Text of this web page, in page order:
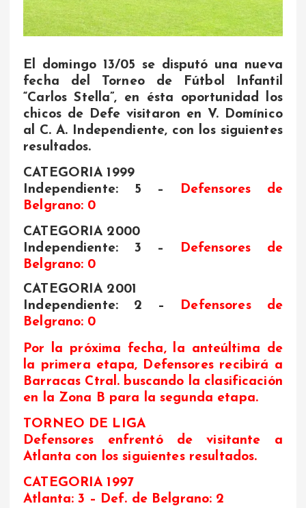
El domingo 13/05 se disputó una nueva
fecha del Torneo de Fútbol Infantil
“Carlos Stella”, en ésta oportunidad los
chicos de Defe visitaron en V. Domínico
al C. A. Independiente, con los siguientes
resultados.
CATEGORIA 1999
Independiente: 5 –
Defensores de
Belgrano: 0
CATEGORIA 2000
Independiente: 3 –
Defensores de
Belgrano: 0
CATEGORIA 2001
Independiente: 2 –
Defensores de
Belgrano: 0
Por la próxima fecha, la anteúltima de
la primera etapa, Defensores recibirá a
Barracas Ctral. buscando la clasificación
en la Zona B para la segunda etapa.
TORNEO DE LIGA
Defensores enfrentó de visitante a
Atlanta con los siguientes resultados.
CATEGORIA 1997
Atlanta: 3 – Def. de Belgrano: 2